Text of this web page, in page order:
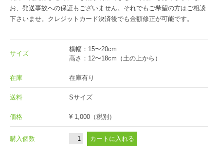
お、発送事故への保証もございません。それでもご希望の方はご相談
下さいませ。クレジットカード決済後でも金額修正が可能です。
サイズ
横幅：15〜20cm
高さ：12〜18cm（土の上から）
在庫 在庫有り
送料 Sサイズ
価格 ¥ 1,000 （税別）
購入個数